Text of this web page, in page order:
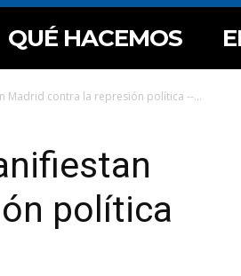
QUÉ HACEMOS
Madrid contra la represión política --...
política